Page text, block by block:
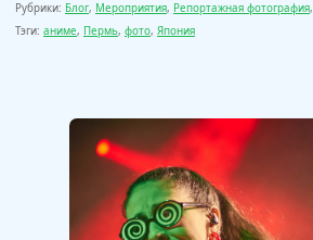
Рубрики: Блог, Мероприятия, Репортажная фотография,
Тэги: аниме, Пермь, фото, Япония